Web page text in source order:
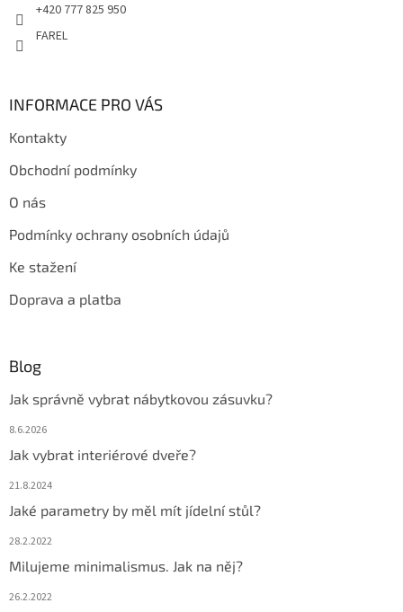
+420 777 825 950
FAREL
INFORMACE PRO VÁS
Kontakty
Obchodní podmínky
O nás
Podmínky ochrany osobních údajů
Ke stažení
Doprava a platba
Blog
Jak správně vybrat nábytkovou zásuvku?
8.6.2026
Jak vybrat interiérové dveře?
21.8.2024
Jaké parametry by měl mít jídelní stůl?
28.2.2022
Milujeme minimalismus. Jak na něj?
26.2.2022